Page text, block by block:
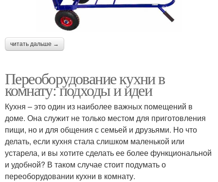
читать дальше →
Переоборудование кухни в
комнату: подходы и идеи
Кухня – это один из наиболее важных помещений в
доме. Она служит не только местом для приготовления
пищи, но и для общения с семьей и друзьями. Но что
делать, если кухня стала слишком маленькой или
устарела, и вы хотите сделать ее более функциональной
и удобной? В таком случае стоит подумать о
переоборудовании кухни в комнату.